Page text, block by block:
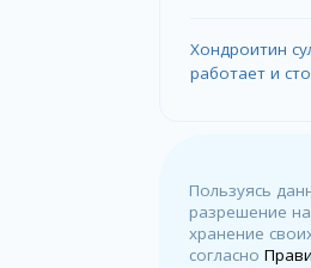
Хондроитин
работает и
Пользуясь
разрешение
хранение
согласно